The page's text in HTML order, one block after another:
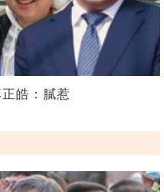
皓：膩惹